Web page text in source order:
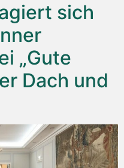
sich
„Gute
Dach und